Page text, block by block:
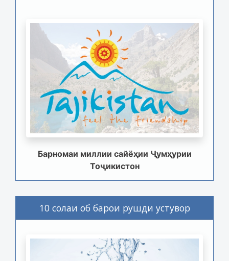
Барномаи миллии сайёҳии Ҷумҳурии
Тоҷикистон
10 солаи об барои рушди устувор